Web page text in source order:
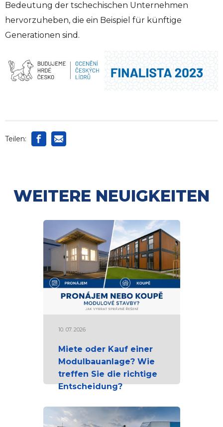
Bedeutung der tschechischen Unternehmen
hervorzuheben, die ein Beispiel für künftige
Generationen sind.
Teilen:
WEITERE NEUIGKEITEN
10. 07. 2026
Miete oder Kauf einer
Modulbauanlage? Wie
treffen Sie die richtige
Entscheidung?